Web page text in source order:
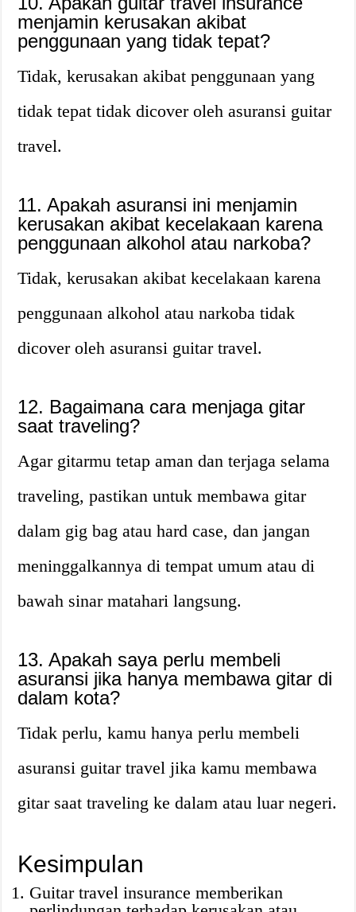
menjamin kerusakan akibat
penggunaan yang tidak tepat?
Tidak, kerusakan akibat penggunaan yang
tidak tepat tidak dicover oleh asuransi guitar
travel.
11. Apakah asuransi ini menjamin
kerusakan akibat kecelakaan karena
penggunaan alkohol atau narkoba?
Tidak, kerusakan akibat kecelakaan karena
penggunaan alkohol atau narkoba tidak
dicover oleh asuransi guitar travel.
12. Bagaimana cara menjaga gitar
saat traveling?
Agar gitarmu tetap aman dan terjaga selama
traveling, pastikan untuk membawa gitar
dalam gig bag atau hard case, dan jangan
meninggalkannya di tempat umum atau di
bawah sinar matahari langsung.
13. Apakah saya perlu membeli
asuransi jika hanya membawa gitar di
dalam kota?
Tidak perlu, kamu hanya perlu membeli
asuransi guitar travel jika kamu membawa
gitar saat traveling ke dalam atau luar negeri.
Kesimpulan
Guitar travel insurance memberikan